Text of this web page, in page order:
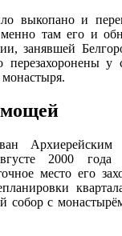
выкопано и
там его и
занявшей
у
мощей
Архиерейским
2000
место его
собор с